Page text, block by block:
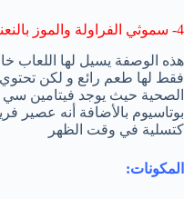
4- سموثي الفراولة والموز بالنعناع :
هذه الوصفة يسيل لها اللعاب
فقط لها طعم رائع و لكن تحتوي
الصحية حيث يوجد فيتامين
بوتاسيوم بالأضافة أنه عصير
كتسلية في وقت الظهر
المكونات: